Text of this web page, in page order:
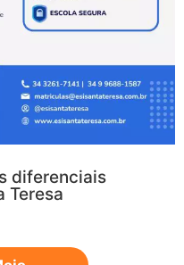
diferenciais
Teresa